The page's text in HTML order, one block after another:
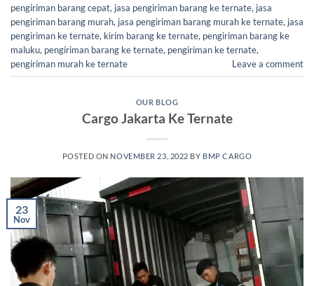
pengiriman barang cepat, jasa pengiriman barang ke ternate, jasa
pengiriman barang murah, jasa pengiriman barang murah ke ternate, jasa
pengiriman ke ternate, kirim barang ke ternate, pengiriman barang ke
maluku, pengiriman barang ke ternate, pengiriman ke ternate,
pengiriman murah ke ternate
Leave a comment
OUR BLOG
Cargo Jakarta Ke Ternate
POSTED ON NOVEMBER 23, 2022 BY BMP CARGO
23
Nov